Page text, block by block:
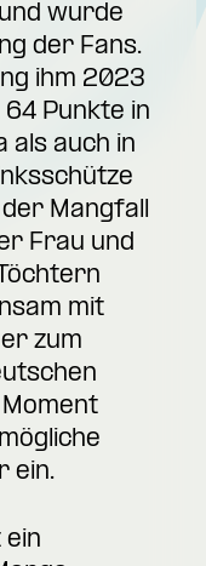
wurde
der Fans.
ihm 2023
64 Punkte in
als auch in
Mangfall
Frau und
mit
zum
ein.
ein